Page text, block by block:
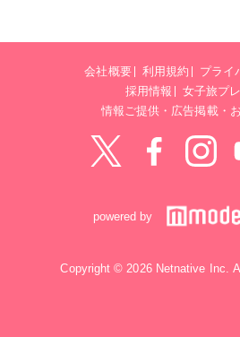
会社概要 利用規約
プライ
採用情報
女子旅プ
情報ご提供・広告掲載・
Facebook
powered by
Copyright © 2026 Netnative Inc.